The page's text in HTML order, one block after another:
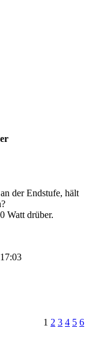
der Endstufe, hält
Watt drüber.
1 2 3 4 5 6